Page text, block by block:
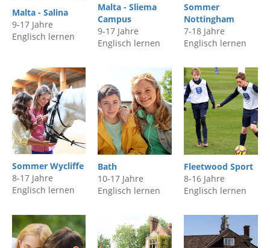
Malta - Salina
9-17 Jahre
Englisch lernen
Malta - Sliema
Campus
9-17 Jahre
Englisch lernen
Sommer
Nottingham
7-18 Jahre
Englisch lernen
Sommer Wycliffe
8-17 Jahre
Englisch lernen
Bath
10-17 Jahre
Englisch lernen
Fleetwood Sport
8-16 Jahre
Englisch lernen